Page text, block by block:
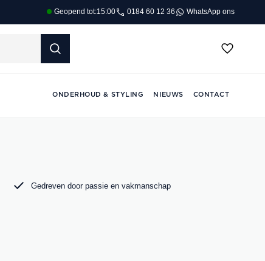
Geopend tot:15:00 0184 60 12 36 WhatsApp ons
ONDERHOUD & STYLING NIEUWS CONTACT
Gedreven door passie en vakmanschap